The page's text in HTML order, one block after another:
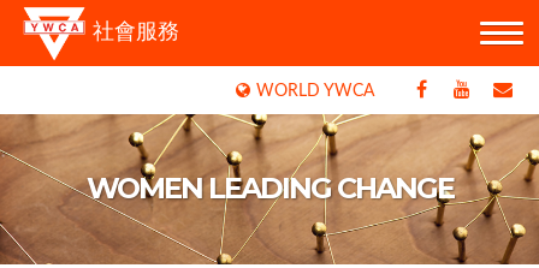
社會服務
WORLD YWCA
WOMEN LEADING CHANGE